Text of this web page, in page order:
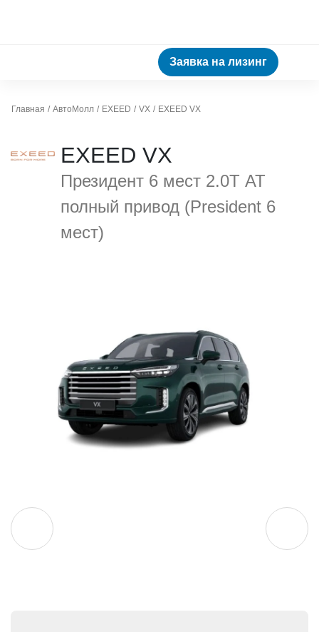
Заявка на лизинг
Главная АвтоМолл EXEED VX EXEED VX
EXEED VX
Президент 6 мест 2.0Т АТ
полный привод (President 6
мест)